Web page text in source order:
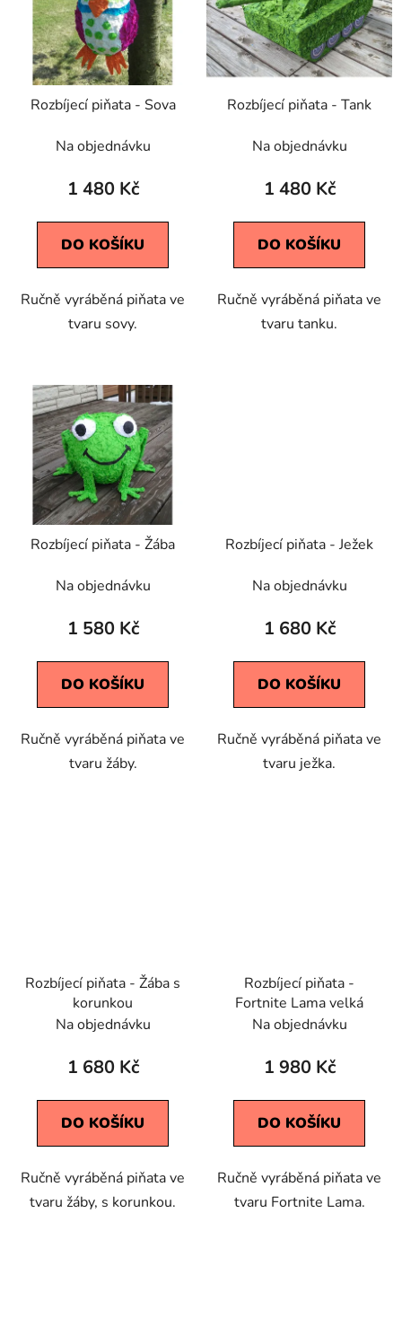
Rozbíjecí piňata - Sova
Na objednávku
1 480 Kč
DO KOŠÍKU
Ručně vyráběná piňata ve
tvaru sovy.
Rozbíjecí piňata - Tank
Na objednávku
1 480 Kč
DO KOŠÍKU
Ručně vyráběná piňata ve
tvaru tanku.
Rozbíjecí piňata - Žába
Na objednávku
1 580 Kč
DO KOŠÍKU
Ručně vyráběná piňata ve
tvaru žáby.
Rozbíjecí piňata - Ježek
Na objednávku
1 680 Kč
DO KOŠÍKU
Ručně vyráběná piňata ve
tvaru ježka.
Rozbíjecí piňata - Žába s
korunkou
Na objednávku
1 680 Kč
DO KOŠÍKU
Ručně vyráběná piňata ve
tvaru žáby, s korunkou.
Rozbíjecí piňata -
Fortnite Lama velká
Na objednávku
1 980 Kč
DO KOŠÍKU
Ručně vyráběná piňata ve
tvaru Fortnite Lama.